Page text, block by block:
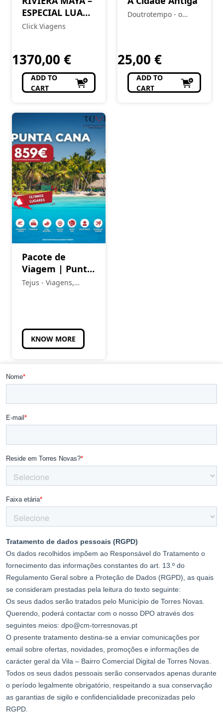
ESPECIAL LUA
DE MEL
Click Viagens
1370,00 €
ADD TO
CART
Doutrotempo - o
25,00 €
ADD TO
CART
Pacote de
Viagem | Punta
Cana – Últimos
Tejus - Viagens,
KNOW MORE